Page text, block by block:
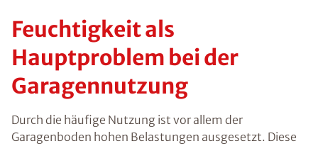
Feuchtigkeit als
Hauptproblem bei der
Garagennutzung
Durch die häufige Nutzung ist vor allem der
Garagenboden hohen Belastungen ausgesetzt. Diese